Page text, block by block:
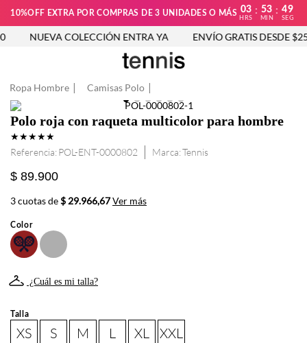
10%OFF EXTRA POR COMPRAS DE 3 UNIDADES O MÁS 03
HRS
: 53
MIN
: 49
SEG
NUEVA COLECCIÓN ENTRA YA ENVÍO GRATIS DESDE
Ropa Hombre Camisas Polo
Polo roja con raqueta multicolor para hombre
★★★★★
Referencia: POL-ENT-0000802 Tennis
$ 89.900
3 cuotas de$ 29.966,67Ver más
Color
¿Cuál es mi talla?
Talla
XS S M L XL XXL